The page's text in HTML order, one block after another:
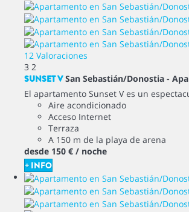
12 Valoraciones
3 2
SUNSET V San Sebastián/Donostia -
El apartamento Sunset V es un
Aire acondicionado
Acceso Internet
Terraza
A 150 m de la playa de arena
desde 150 € / noche
+ INFO